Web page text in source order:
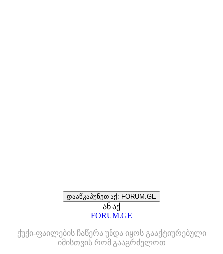
დააწკაპუნეთ აქ: FORUM.GE
ან აქ
FORUM.GE
ქუქი-ფაილების ჩაწერა უნდა იყოს გააქტიურებული
იმისთვის რომ გააგრძელოთ